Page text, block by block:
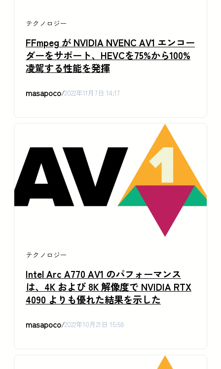
テクノロジー
FFmpeg が NVIDIA NVENC AV1 エンコー
ダーをサポート、HEVCを75%から100%
凌駕する性能を発揮
masapoco/2022年11月7日 14:17
テクノロジー
Intel Arc A770 AV1 のパフォーマンス
は、4K および 8K 解像度で NVIDIA RTX
4090 よりも優れた結果を示した
masapoco/2022年10月21日 15:58